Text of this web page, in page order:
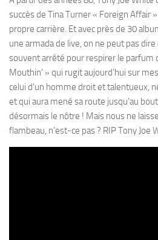
succès de Tina Turner « Foreign Affair
propre carrière. Et avec près de 30
une armada de live, on ne peut pas
souvent arrêté pour respirer le parfum
Mouthin’ » qui rugit aujourd’hui sur
celui d’un homme droit et talentueux,
et qui aura mené sa route jusqu’au
désormais le nôtre ! Mais nous ne
flambeau, n’est-ce pas ? RIP Tony Joe